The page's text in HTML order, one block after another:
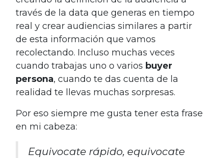
través de la data que generas en tiempo
real y crear audiencias similares a partir
de esta información que vamos
recolectando. Incluso muchas veces
cuando trabajas uno o varios buyer
persona, cuando te das cuenta de la
realidad te llevas muchas sorpresas.
Por eso siempre me gusta tener esta frase
en mi cabeza:
Equivocate rápido, equivocate